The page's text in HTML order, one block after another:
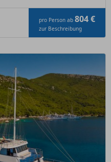
pro Person ab 804 €
zur Beschreibung